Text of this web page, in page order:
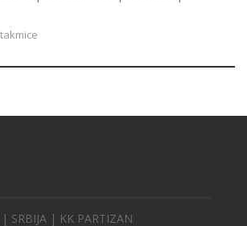
| SRBIJA | KK PARTIZAN